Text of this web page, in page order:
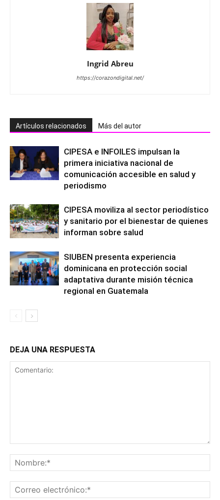
Ingrid Abreu
https://corazondigital.net/
Artículos relacionados Más del autor
CIPESA e INFOILES impulsan la
primera iniciativa nacional de
comunicación accesible en salud y
periodismo
CIPESA moviliza al sector periodístico
y sanitario por el bienestar de quienes
informan sobre salud
SIUBEN presenta experiencia
dominicana en protección social
adaptativa durante misión técnica
regional en Guatemala
DEJA UNA RESPUESTA